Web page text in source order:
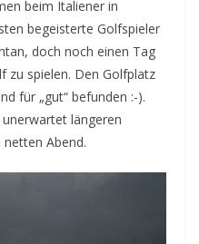
beim Italiener in
begeisterte Golfspieler
doch noch einen Tag
zu spielen. Den Golfplatz
für „gut“ befunden :-).
längeren
Abend.